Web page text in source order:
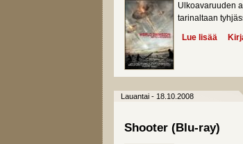
Ulkoavaruuden
tarinaltaan
Lue lisää
Lauantai - 18.10.2008
Shooter (Blu-ray)